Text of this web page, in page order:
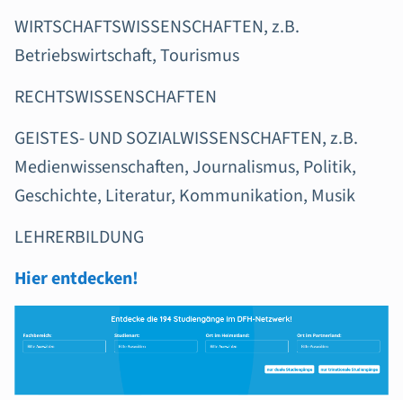
WIRTSCHAFTSWISSENSCHAFTEN, z.B.
Betriebswirtschaft, Tourismus
RECHTSWISSENSCHAFTEN
GEISTES- UND SOZIALWISSENSCHAFTEN, z.B.
Medienwissenschaften, Journalismus, Politik,
Geschichte, Literatur, Kommunikation, Musik
LEHRERBILDUNG
Hier entdecken!